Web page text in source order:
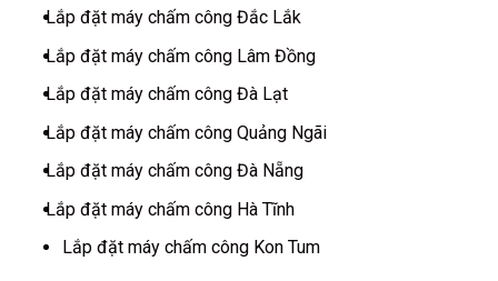
Lắp đặt máy chấm công Đắc Lắk
Lắp đặt máy chấm công Lâm Đồng
Lắp đặt máy chấm công Đà Lạt
Lắp đặt máy chấm công Quảng Ngãi
Lắp đặt máy chấm công Đà Nẵng
Lắp đặt máy chấm công Hà Tĩnh
Lắp đặt máy chấm công Kon Tum